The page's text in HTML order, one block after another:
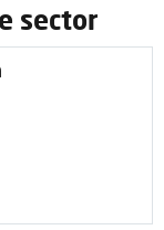
sector